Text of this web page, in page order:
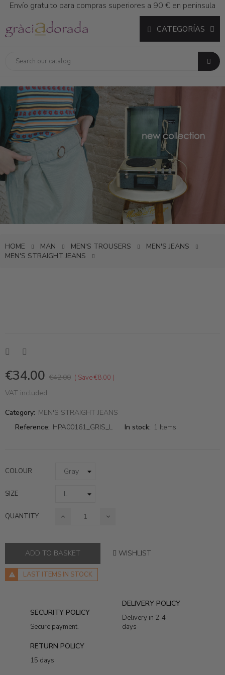
Envío gratuito para compras superiores a 90 € en peninsula
CATEGORÍAS
HOME MAN MEN'S TROUSERS
MEN'S JEANS
MEN'S STRAIGHT JEANS
€34.00 €42.00 Save €8.00
VAT included
Category: MEN'S STRAIGHT JEANS
Reference: HPA00161_GRIS_L In stock: 1 Items
COLOUR
SIZE
QUANTITY
ADD TO BASKET WISHLIST
LAST ITEMS IN STOCK
SECURITY POLICY
Secure payment.
DELIVERY POLICY
Delivery in 2-4
days
RETURN POLICY
15 days